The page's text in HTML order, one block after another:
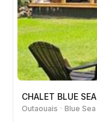
CHALET BLUE SEA
Outaouais Blue Sea